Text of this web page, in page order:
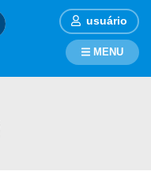
usuário
MENU